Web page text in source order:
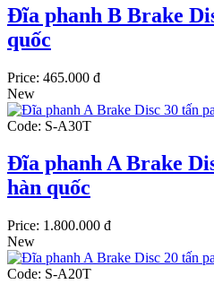
Đĩa phanh B Brake
quốc
Price: 465.000 đ
New
Code: S-A30T
Đĩa phanh A Brake
hàn quốc
Price: 1.800.000 đ
New
Code: S-A20T